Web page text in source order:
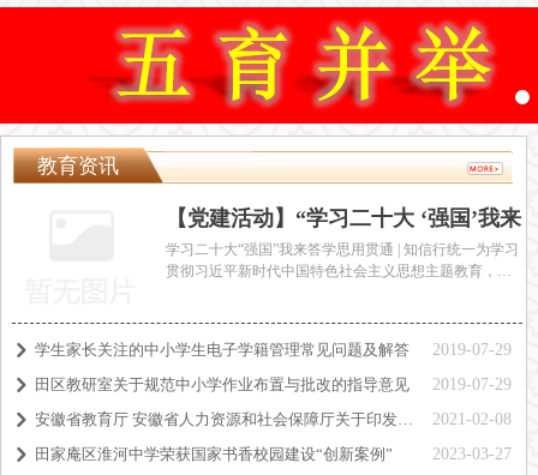
教育资讯
2019-07-29
낑 学生家长关注的中小学生电子学籍管理常见问题及解答
2019-07-29
낑
田区教研室关于规范中小学作业布置与批改的指导意见
2021-02-08
낑
安徽省教育厅 安徽省人力资源和社会保障厅关于印发《安徽省中小学教师专业技术资格条件》等3个资格条件的通知
2023-03-27
낑
田家庵区淮河中学荣获国家书香校园建设“创新案例”
【党建活动】“学习二十大 ‘强国’我来
答”——淮河中学党支部举办首届党员
知识竞答活动
学习二十大“强国”我来答学思用贯通 | 知信行统一为学习
贯彻习近平新时代中国特色社会主义思想主题教育，加